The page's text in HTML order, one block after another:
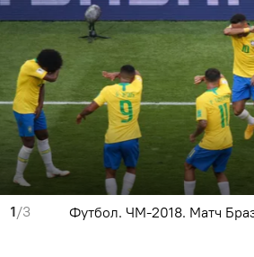
1/3 Футбол. ЧМ-2018. Матч